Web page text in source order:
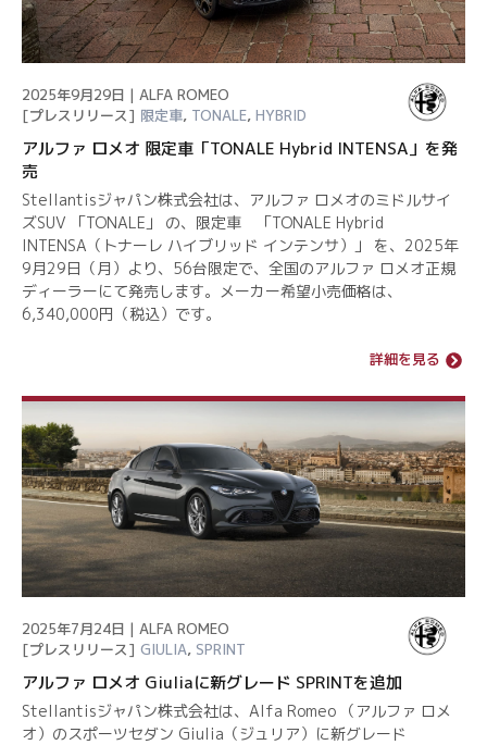
2025年9月29日 | ALFA ROMEO
[プレスリリース] 限定車, TONALE, HYBRID
アルファ ロメオ 限定車「TONALE Hybrid INTENSA」を発
売
Stellantisジャパン株式会社は、アルファ ロメオのミドルサイ
ズSUV 「TONALE」 の、限定車 「TONALE Hybrid
INTENSA（トナーレ ハイブリッド インテンサ）」 を、2025年
9月29日（月）より、56台限定で、全国のアルファ ロメオ正規
ディーラーにて発売します。メーカー希望小売価格は、
6,340,000円（税込）です。
詳細を見る
2025年7月24日 | ALFA ROMEO
[プレスリリース] GIULIA, SPRINT
アルファ ロメオ Giuliaに新グレード SPRINTを追加
Stellantisジャパン株式会社は、Alfa Romeo （アルファ ロメ
オ）のスポーツセダン Giulia（ジュリア）に新グレード